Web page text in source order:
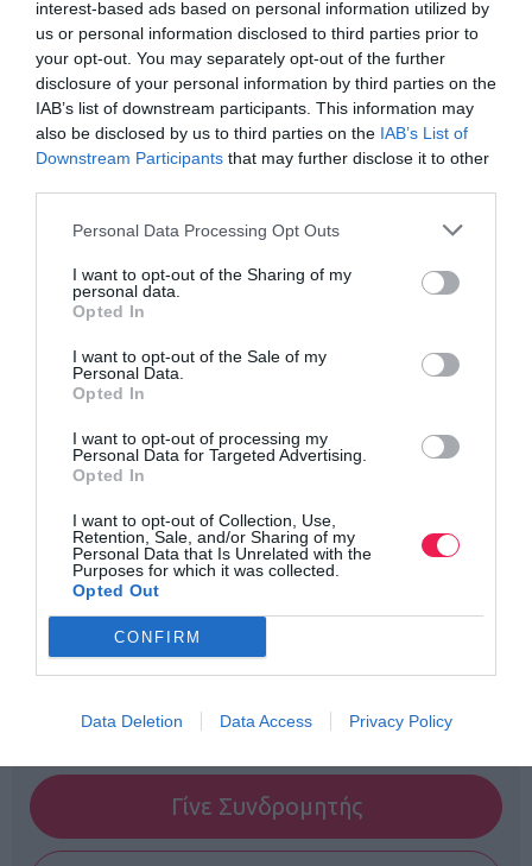
interest-based ads based on personal information utilized by
us or personal information disclosed to third parties prior to
your opt-out. You may separately opt-out of the further
disclosure of your personal information by third parties on the
IAB’s list of downstream participants. This information may
also be disclosed by us to third parties on the IAB’s List of
Downstream Participants that may further disclose it to other
Personal Data Processing Opt Outs
I want to opt-out of the Sharing of my
personal data.
Opted In
I want to opt-out of the Sale of my
Personal Data.
Opted In
I want to opt-out of processing my
Personal Data for Targeted Advertising.
Opted In
I want to opt-out of Collection, Use,
Retention, Sale, and/or Sharing of my
Personal Data that Is Unrelated with the
Purposes for which it was collected.
Opted Out
CONFIRM
Data Deletion Data Access Privacy Policy
Γίνε Συνδρομητής